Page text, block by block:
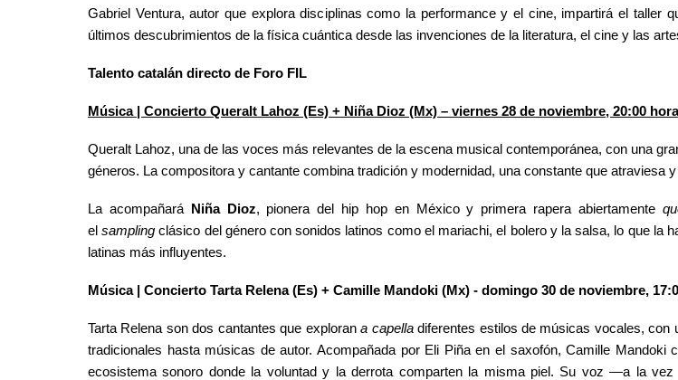
Gabriel Ventura, autor que explora disciplinas como la performance y el cine, impartirá el taller
últimos descubrimientos de la física cuántica desde las invenciones de la literatura, el cine y las
Talento catalán directo de Foro FIL
Música | Concierto Queralt Lahoz (Es) + Niña Dioz (Mx) – viernes 28 de noviembre, 20:00
Queralt Lahoz, una de las voces más relevantes de la escena musical contemporánea, con una
géneros. La compositora y cantante combina tradición y modernidad, una constante que atraviesa
La acompañará Niña Dioz, pionera del hip hop en México y primera rapera abiertamente
elsampling clásico del género con sonidos latinos como el mariachi, el bolero y la salsa, lo que la
latinas más influyentes.
Música | Concierto Tarta Relena (Es) + Camille Mandoki (Mx) - domingo 30 de noviembre,
Tarta Relena son dos cantantes que explorana capelladiferentes estilos de músicas vocales, con
tradicionales hasta músicas de autor. Acompañada por Eli Piña en el saxofón, Camille Mandoki
ecosistema sonoro donde la voluntad y la derrota comparten la misma piel. Su voz —a la